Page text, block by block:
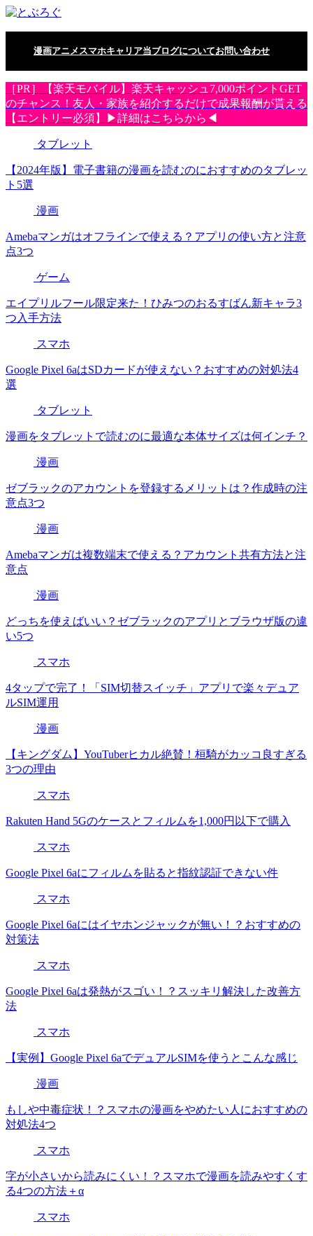
漫画アニメ スマホキャリア当ブログについてお問い合わせ
［PR］【楽天モバイル】楽天キャッシュ7,000ポイントGET
のチャンス！友人・家族を紹介するだけで成果報酬が貰える
【エントリー必須】▶詳細はこちらから◀
タブレット
【2024年版】電子書籍の漫画を読むのにおすすめのタブレッ
ト5選
漫画
Amebaマンガはオフラインで使える？アプリの使い方と注意
点3つ
ゲーム
エイプリルフール限定来た！ひみつのおるすばん新キャラ3
つ入手方法
スマホ
Google Pixel 6aはSDカードが使えない？おすすめの対処法4
選
タブレット
漫画をタブレットで読むのに最適な本体サイズは何インチ？
漫画
ゼブラックのアカウントを登録するメリットは？作成時の注
意点3つ
漫画
Amebaマンガは複数端末で使える？アカウント共有方法と注
意点
漫画
どっちを使えばいい？ゼブラックのアプリとブラウザ版の違
い5つ
スマホ
4タップで完了！「SIM切替スイッチ」アプリで楽々デュア
ルSIM運用
漫画
【キングダム】YouTuberヒカル絶賛！桓騎がカッコ良すぎる
3つの理由
スマホ
Rakuten Hand 5Gのケースとフィルムを1,000円以下で購入
スマホ
Google Pixel 6aにフィルムを貼ると指紋認証できない件
スマホ
Google Pixel 6aにはイヤホンジャックが無い！？おすすめの
対策法
スマホ
Google Pixel 6aは発熱がスゴい！？スッキリ解決した改善方
法
スマホ
【実例】Google Pixel 6aでデュアルSIMを使うとこんな感じ
漫画
もしや中毒症状！？スマホの漫画をやめたい人におすすめの
対処法4つ
スマホ
字が小さいから読みにくい！？スマホで漫画を読みやすくす
る4つの方法＋α
スマホ